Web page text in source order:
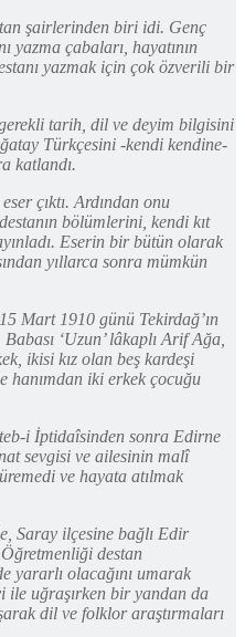
şairlerinden biri idi. Genç
yazma çabaları, hayatının
yazmak için çok özverili bir
gerekli tarih, dil ve deyim bilgisini
Türkçesini -kendi kendine-
katlandı.
çıktı. Ardından onu
destanın bölümlerini, kendi kıt
Eserin bir bütün olarak
yıllarca sonra mümkün
Mart 1910 günü Tekirdağ’ın
‘Uzun’ lâkaplı Arif Ağa,
ikisi kız olan beş kardeşi
hanımdan iki erkek çocuğu
i İptidaîsinden sonra Edirne
sevgisi ve ailesinin malî
ve hayata atılmak
Saray ilçesine bağlı Edir
destan
yararlı olacağını umarak
ile uğraşırken bir yandan da
dil ve folklor araştırmaları